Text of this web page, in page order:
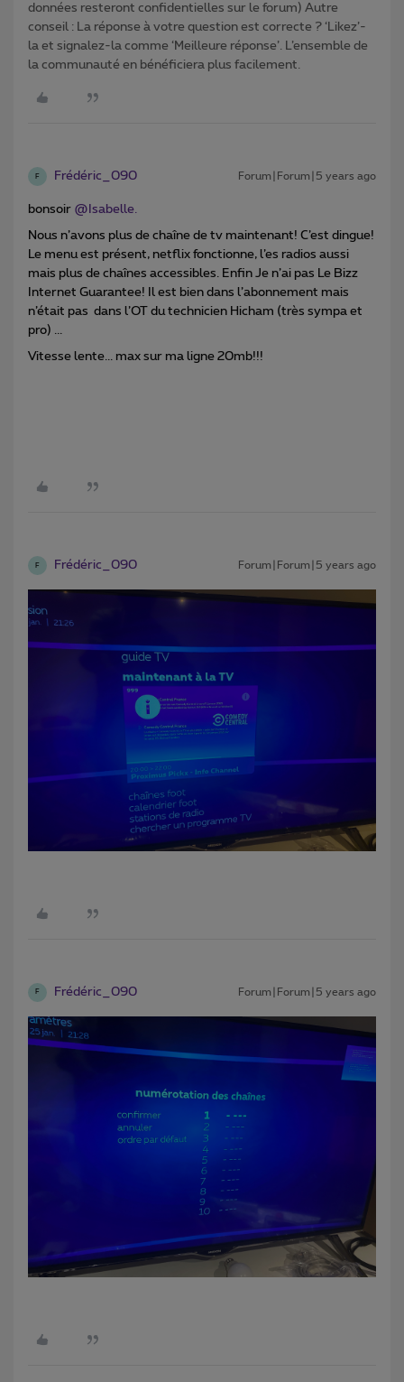
données resteront confidentielles sur le forum) Autre
conseil : La réponse à votre question est correcte ? ‘Likez’-
la et signalez-la comme ‘Meilleure réponse’. L’ensemble de
la communauté en bénéficiera plus facilement.
F Frédéric_090 Forum|Forum|5 years ago
bonsoir @Isabelle.
Nous n’avons plus de chaîne de tv maintenant! C’est dingue!
Le menu est présent, netflix fonctionne, l’es radios aussi
mais plus de chaînes accessibles. Enfin Je n’ai pas Le Bizz
Internet Guarantee! Il est bien dans l’abonnement mais
n’était pas dans l’OT du technicien Hicham (très sympa et
pro) ...
Vitesse lente... max sur ma ligne 20mb!!!
F Frédéric_090 Forum|Forum|5 years ago
F Frédéric_090 Forum|Forum|5 years ago